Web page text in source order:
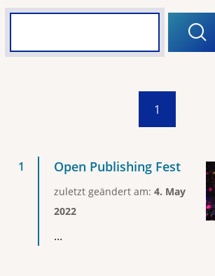
1
Open Publishing Fest
zuletzt geändert am: 4. May
2022
...